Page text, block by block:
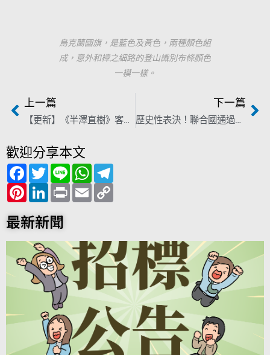
烏克蘭國旗，是藍色及黃色，兩種顏色組
成，意外和樟之細路的登山識別布條顏色
一模一樣。
上一篇
【更新】《半澤直樹》客語版今晚首播 觀眾驚「竟有客語字幕」
下一篇
歷史性表決！聯合國通過決議譴責俄羅斯 要求無條件撤軍
歡迎分享本文
F
a
c
e
b
o
o
k
T
w
i
t
t
e
r
L
i
n
e
W
h
a
t
s
p m
P
i
n
t
e
r
e
s
t
L
i
n
k
e
d
I
n
P
r
i
E
m
a
i
n
k
最新新聞